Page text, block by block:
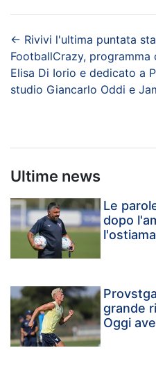
← Rivivi l'ultima puntata
FootballCrazy,
Elisa Di Iorio e dedicato a
studio Giancarlo Oddi e
Ultime news
Le
dopo
grande
Oggi